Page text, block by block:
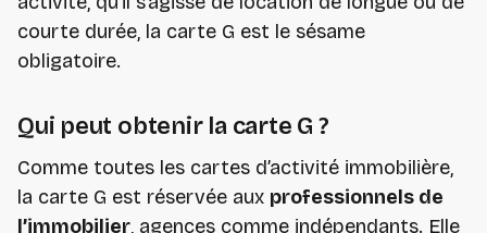
courte durée, la carte G est le sésame
obligatoire.
Qui peut obtenir la carte G ?
Comme toutes les cartes d’activité immobilière,
la carte G est réservée aux professionnels de
l’immobilier, agences comme indépendants. Elle